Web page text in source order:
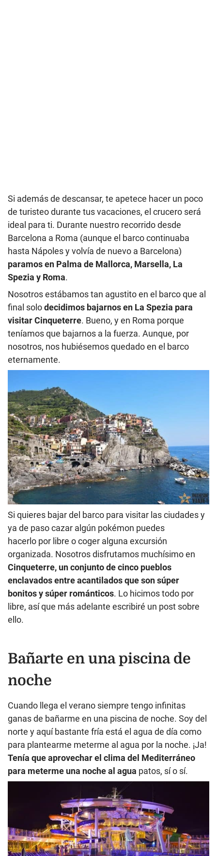
Si además de descansar, te apetece hacer un poco
de turisteo durante tus vacaciones, el crucero será
ideal para ti. Durante nuestro recorrido desde
Barcelona a Roma (aunque el barco continuaba
hasta Nápoles y volvía de nuevo a Barcelona)
paramos en Palma de Mallorca, Marsella, La
Spezia y Roma.
Nosotros estábamos tan agustito en el barco que al
final solodecidimos bajarnos en La Spezia para
visitar Cinqueterre. Bueno, y en Roma porque
teníamos que bajarnos a la fuerza. Aunque, por
nosotros, nos hubiésemos quedado en el barco
eternamente.
Si quieres bajar del barco para visitar las ciudades y
ya de paso cazar algún pokémon puedes
hacerlo por libre o coger alguna excursión
organizada. Nosotros disfrutamos muchísimo en
Cinqueterre, un conjunto de cinco pueblos
enclavados entre acantilados que son súper
bonitos y súper románticos. Lo hicimos todo por
libre, así que más adelante escribiré un post sobre
ello.
Bañarte en una piscina de
noche
Cuando llega el verano siempre tengo infinitas
ganas de bañarme en una piscina de noche. Soy del
norte y aquí bastante fría está el agua de día como
para plantearme meterme al agua por la noche. ¡Ja!
Tenía que aprovechar el clima del Mediterráneo
para meterme una noche al agua patos, sí o sí.